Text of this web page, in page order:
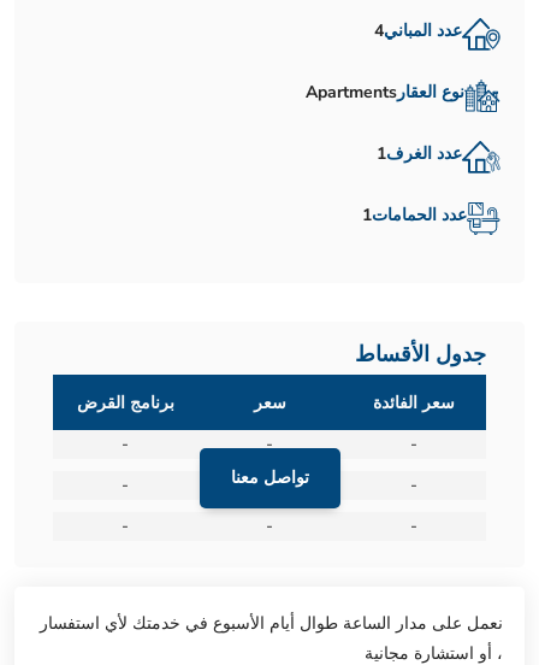
عدد المباني4
نوع العقارApartments
عدد الغرف1
عدد الحمامات1
جدول الأقساط
تواصل معنا
سعر الفائدة سعر
برنامج القرض
-
-
-
-
-
-
-
-
-
نعمل على مدار الساعة طوال أيام الأسبوع في خدمتك لأي استفسار
، أو استشارة مجانية